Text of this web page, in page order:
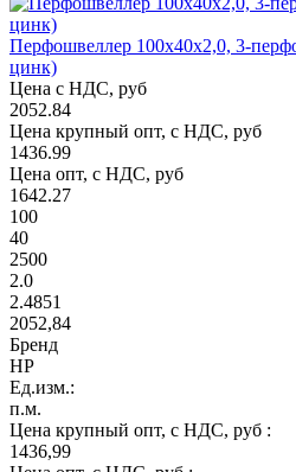
Перфошвеллер 100х40х2,0, 3-
цинк)
Цена с НДС, руб
2052.84
Цена крупный опт, с НДС, руб
1436.99
Цена опт, с НДС, руб
1642.27
100
40
2500
2.0
2.4851
2052,84
Бренд
НР
Ед.изм.:
п.м.
Цена крупный опт, с НДС, руб :
1436,99